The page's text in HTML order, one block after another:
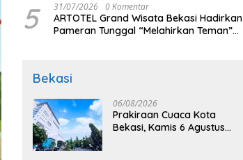
5 31/07/2026 0 Komentar
ARTOTEL Grand Wisata Bekasi Hadirkan
Pameran Tunggal “Melahirkan Teman”
Bekasi
06/08/2026
Prakiraan Cuaca Kota
Bekasi, Kamis 6 Agustus